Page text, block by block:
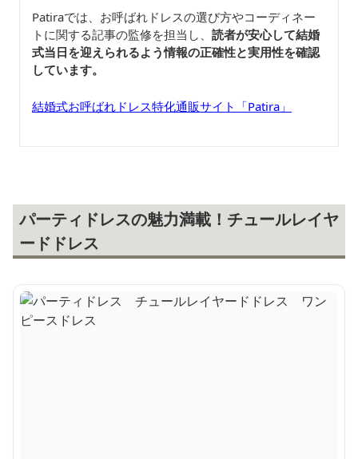
Patiraでは、お呼ばれドレスの選び方やコーディネー
トに関する記事の監修を担当し、 読者が安心して結婚
式当日を迎えられるよう情報の正確性と実用性を確認
しています。
結婚式お呼ばれドレス特化通販サイト「Patira」
パーティドレスの魅力満載！チュールレイヤ
ードドレス